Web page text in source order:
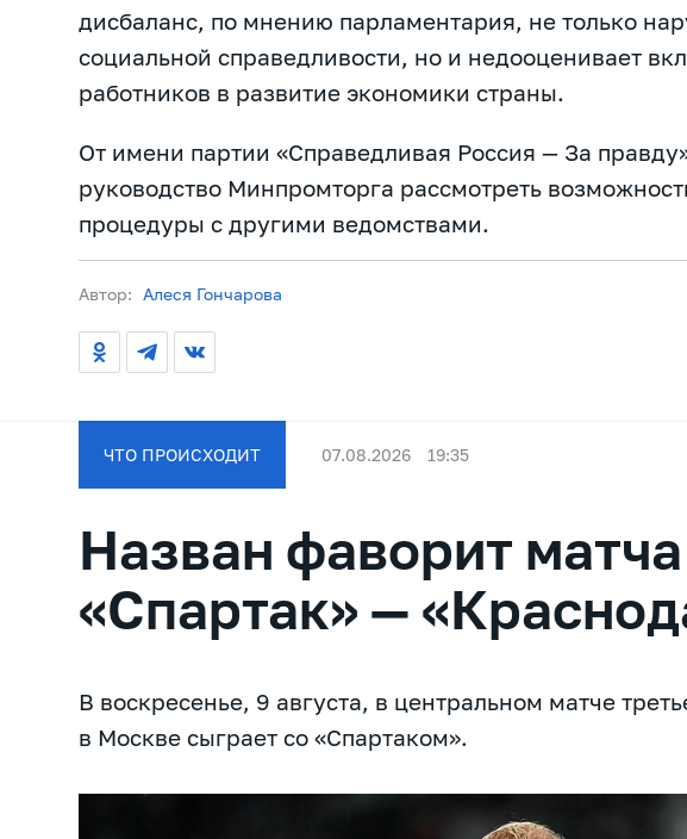
дисбаланс, по мнению парламентария, не только
социальной справедливости, но и недооценивает
работников в развитие экономики страны.
От имени партии «Справедливая Россия — За
руководство Минпромторга рассмотреть
процедуры с другими ведомствами.
Автор: Алеся Гончарова
ЧТО ПРОИСХОДИТ 07.08.2026 19:35
Назван фаворит
«Спартак» —
В воскресенье, 9 августа, в центральном матче
в Москве сыграет со «Спартаком».